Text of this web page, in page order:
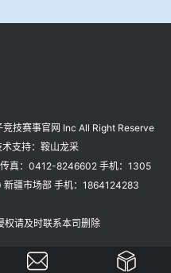
技赛事官网 Inc All Right Reserve
支持： 鞍山龙采
真：0412-8246602 手机：1305
疆市场部 手机：1864124283
侵权请及时联系本司删除